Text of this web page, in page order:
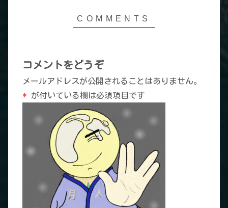
コメントをどうぞ
メールアドレスが公開されることはありません。
* が付いている欄は必須項目です